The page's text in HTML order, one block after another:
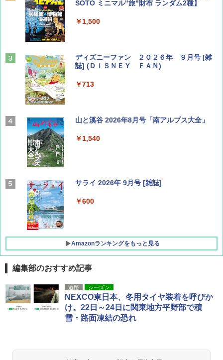
SOTO ミニマル"旅"財布 ランダム2種】
￥1,500
ディズニーファン ２０２６年 ９月号 [雑
誌] (ＤＩＳＮＥＹ ＦＡＮ)
￥713
山と溪谷 2026年8月号「南アルプス大全」
￥1,540
サライ 2026年 9月号 [雑誌]
￥600
Amazonランキングをもっと見る
地球の歩き方 スター・ウォーズ
￥2,695
[キャンパーズコレクション 山善] ポップアッ
プテント 傘みたいに広げて畳める パッとサ
ッとサンシェード キューブ フルクローズ メ
ッシュ 簡単設置 ワンタッチテント キャンプ
&ハイキング カーキ PATC-150(KH)
DEWEL パラソル 大型 ビーチ アウトドアパ
ラソル ガーデン サイトシート付 折りたたみ
防水 UVカット 4段階高さ調整 軽量 収納袋付
き
編集部のおすすめ記事
道路 シーズン
NEXCO東日本、冬用タイヤ装着を呼びか
け。22日～24日に関東地方平野部で積
雪・路面凍結の恐れ